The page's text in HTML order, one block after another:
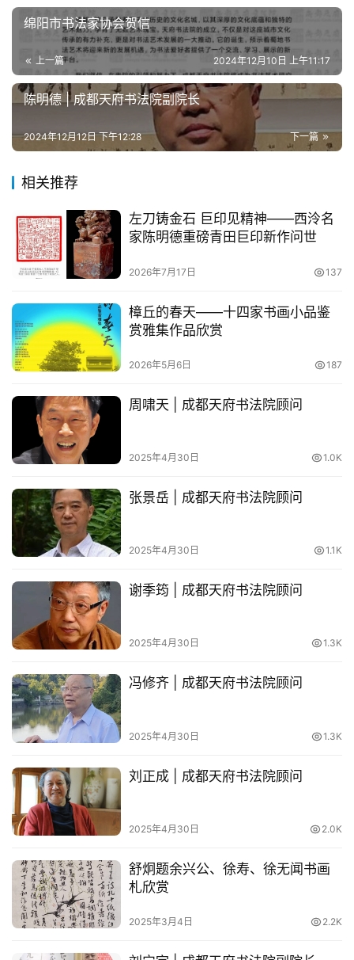
绵阳市书法家协会贺信
上一篇 2024年12月10日 上午11:17
陈明德 | 成都天府书法院副院长
下一篇
2024年12月12日 下午12:28
相关推荐
左刀铸金石 巨印见精神——西泠名
家陈明德重磅青田巨印新作问世
2026年7月17日 137
樟丘的春天——十四家书画小品鉴
赏雅集作品欣赏
2026年5月6日 187
周啸天 | 成都天府书法院顾问
2025年4月30日 1.0K
张景岳 | 成都天府书法院顾问
2025年4月30日 1.1K
谢季筠 | 成都天府书法院顾问
2025年4月30日 1.3K
冯修齐 | 成都天府书法院顾问
2025年4月30日 1.3K
刘正成 | 成都天府书法院顾问
2025年4月30日 2.0K
舒炯题余兴公、徐寿、徐无闻书画
札欣赏
2025年3月4日 2.2K